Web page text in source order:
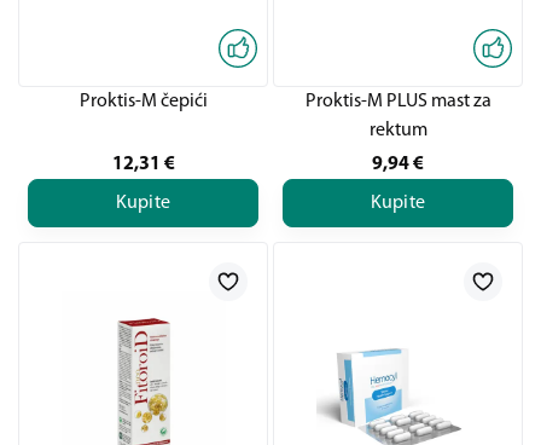
Proktis-M čepići
12,31 €
Kupite
Proktis-M PLUS mast za
rektum
9,94€
Kupite